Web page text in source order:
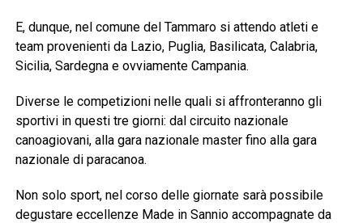
E, dunque, nel comune del Tammaro si attendo atleti e
team provenienti da Lazio, Puglia, Basilicata, Calabria,
Sicilia, Sardegna e ovviamente Campania.
Diverse le competizioni nelle quali si affronteranno gli
sportivi in questi tre giorni: dal circuito nazionale
canoagiovani, alla gara nazionale master fino alla gara
nazionale di paracanoa.
Non solo sport, nel corso delle giornate sarà possibile
degustare eccellenze Made in Sannio accompagnate da